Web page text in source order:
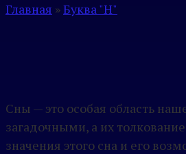
Главная »Буква "Н"
Сны — это особая область
загадочными, а их
значения этого сна и его